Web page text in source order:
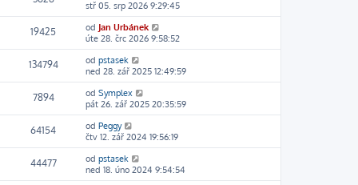
stř 05. srp 2026 9:29:45
19425 od Jan Urbánek
úte 28. črc 2026 9:58:52
134794 od pstasek
ned 28. zář 2025 12:49:59
7894 od Symplex
pát 26. zář 2025 20:35:59
64154 od Peggy
čtv 12. zář 2024 19:56:19
44477 od pstasek
ned 18. úno 2024 9:54:54